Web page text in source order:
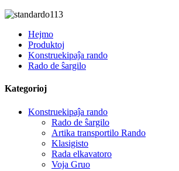
Hejmo
Produktoj
Konstruekipaĵa rando
Rado de ŝargilo
Kategorioj
Konstruekipaĵa rando
Rado de ŝargilo
Artika transportilo Rando
Klasigisto
Rada elkavatoro
Voja Gruo